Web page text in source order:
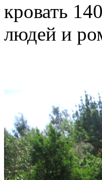
кровать
людей и